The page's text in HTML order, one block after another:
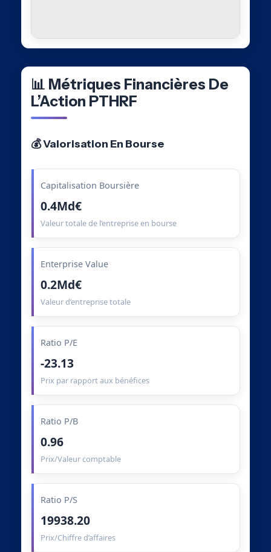
📊 Métriques Financières De
L’Action PTHRF
💰 Valorisation En Bourse
Capitalisation Boursière
0.4Md€
Valeur totale de l’entreprise en bourse
Enterprise Value
0.2Md€
Valeur d’entreprise totale
Ratio P/E
-23.13
Prix par rapport aux bénéfices
Ratio P/B
0.96
Prix/Valeur comptable
Ratio P/S
19938.20
Prix/Chiffre d’affaires